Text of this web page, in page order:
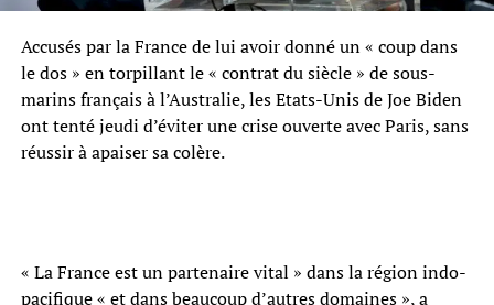
Accusés par la France de lui avoir donné un « coup dans
le dos » en torpillant le « contrat du siècle » de sous-
marins français à l’Australie, les Etats-Unis de Joe Biden
ont tenté jeudi d’éviter une crise ouverte avec Paris, sans
réussir à apaiser sa colère.
« La France est un partenaire vital » dans la région indo-
pacifique « et dans beaucoup d’autres domaines », a